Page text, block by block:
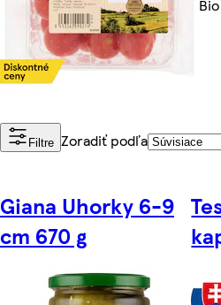
Filtre Zoradiť podľa
Giana Uhorky 6-9
cm 670 g